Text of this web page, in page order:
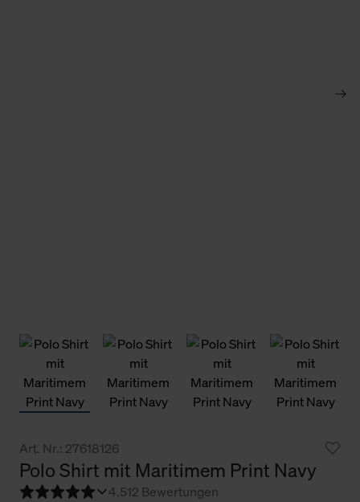
Art. Nr.: 27618126
Polo Shirt mit Maritimem Print Navy
4.512 Bewertungen